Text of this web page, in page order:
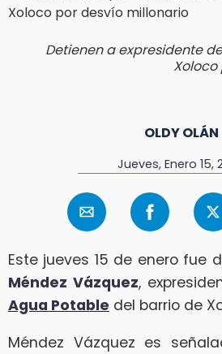
Detienen a expresidente
OLDY OLÁN
Jueves, Enero 15,
Este jueves 15 de enero fue
Méndez Vázquez,
Agua Potable del barrio de
Méndez Vázquez es